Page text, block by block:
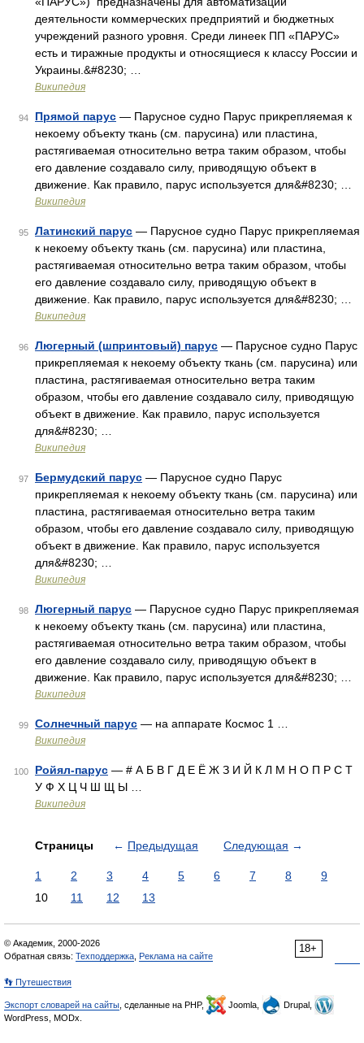
деятельности коммерческих предприятий и бюджетных
учреждений разного уровня. Среди линеек ПП «ПАРУС»
есть и тиражные продукты и относящиеся к классу России и
Украины.&#8230; …
Википедия
94 Прямой парус — Парусное судно Парус прикрепляемая к
некоему объекту ткань (см. парусина) или пластина,
растягиваемая относительно ветра таким образом, чтобы
его давление создавало силу, приводящую объект в
движение. Как правило, парус используется для&#8230; …
Википедия
95 Латинский парус — Парусное судно Парус прикрепляемая
к некоему объекту ткань (см. парусина) или пластина,
растягиваемая относительно ветра таким образом, чтобы
его давление создавало силу, приводящую объект в
движение. Как правило, парус используется для&#8230; …
Википедия
96 Люгерный (шпринтовый) парус — Парусное судно Парус
прикрепляемая к некоему объекту ткань (см. парусина) или
пластина, растягиваемая относительно ветра таким
образом, чтобы его давление создавало силу, приводящую
объект в движение. Как правило, парус используется
для&#8230; …
Википедия
97 Бермудский парус — Парусное судно Парус
прикрепляемая к некоему объекту ткань (см. парусина) или
пластина, растягиваемая относительно ветра таким
образом, чтобы его давление создавало силу, приводящую
объект в движение. Как правило, парус используется
для&#8230; …
Википедия
98 Люгерный парус — Парусное судно Парус прикрепляемая
к некоему объекту ткань (см. парусина) или пластина,
растягиваемая относительно ветра таким образом, чтобы
его давление создавало силу, приводящую объект в
движение. Как правило, парус используется для&#8230; …
Википедия
99 Солнечный парус — на аппарате Космос 1 …
Википедия
100 Ройял-парус — # А Б В Г Д Е Ё Ж З И Й К Л М Н О П Р С Т
У Ф Х Ц Ч Ш Щ Ы …
Википедия
Страницы ← Предыдущая Следующая →
1 2 3 4 5 6 7 8
9
10
11 12 13
18+
© Академик, 2000-2026
Обратная связь: Техподдержка Реклама на сайте
👣 Путешествия
Экспорт словарей на сайты , сделанные на PHP, Joomla,
Drupal,
WordPress, MODx.